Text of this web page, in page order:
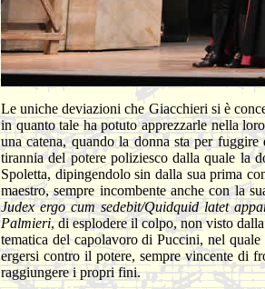
Le uniche deviazioni che Giacchieri si è
in quanto tale ha potuto apprezzarle nella
una catena, quando la donna sta per
tirannia del potere poliziesco dalla quale la
Spoletta, dipingendolo sin dalla sua prima
maestro, sempre incombente anche con la
Judex ergo cum sedebit/Quidquid latet
Palmieri, di esplodere il colpo, non visto
tematica del capolavoro di Puccini, nel
ergersi contro il potere, sempre vincente di
raggiungere i propri fini.